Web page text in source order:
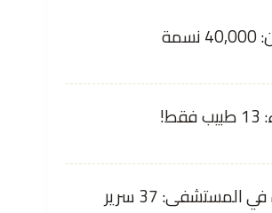
المستشفى: 37 سرير